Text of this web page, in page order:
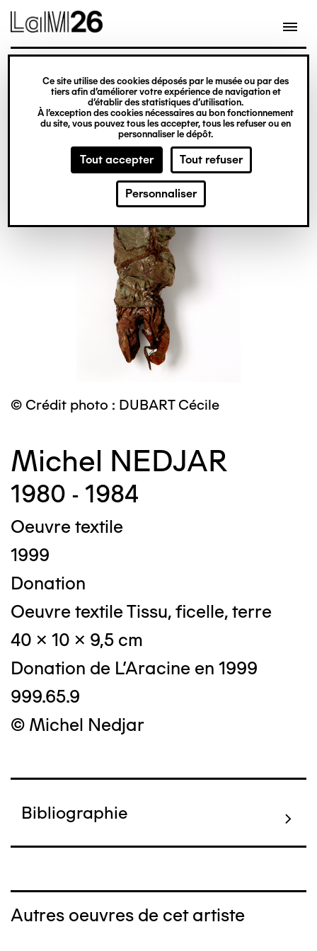
Gestion des cookies
Ce site utilise des cookies déposés par le musée ou par des
tiers afin d’améliorer votre expérience de navigation et
d’établir des statistiques d’utilisation.
À l’exception des cookies nécessaires au bon fonctionnement
du site, vous pouvez tous les accepter, tous les refuser ou en
personnaliser le dépôt.
Tout accepter Tout refuser
Personnaliser
contenu
© Crédit photo : DUBART Cécile
Michel NEDJAR
1980 - 1984
Oeuvre textile
1999
Donation
Oeuvre textile Tissu, ficelle, terre
40 x 10 x 9,5 cm
Donation de L'Aracine en 1999
999.65.9
© Michel Nedjar
Bibliographie
Autres oeuvres de cet artiste